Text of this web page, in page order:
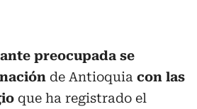
preocupada se
de Antioquia con las
que ha registrado el